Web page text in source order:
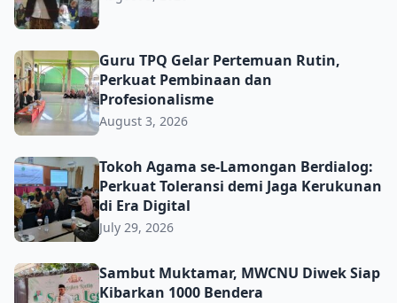
Guru TPQ Gelar Pertemuan Rutin, Perkuat Pembinaan
Guru TPQ Gelar Pertemuan Rutin,
Perkuat Pembinaan dan
Profesionalisme
August 3, 2026
Tokoh Agama se-Lamongan Berdialog: Perkuat
Tokoh Agama se-Lamongan Berdialog:
Perkuat Toleransi demi Jaga Kerukunan
di Era Digital
July 29, 2026
Sambut Muktamar, MWCNU Diwek Siap Kibarkan 1000
Sambut Muktamar, MWCNU Diwek Siap
Kibarkan 1000 Bendera